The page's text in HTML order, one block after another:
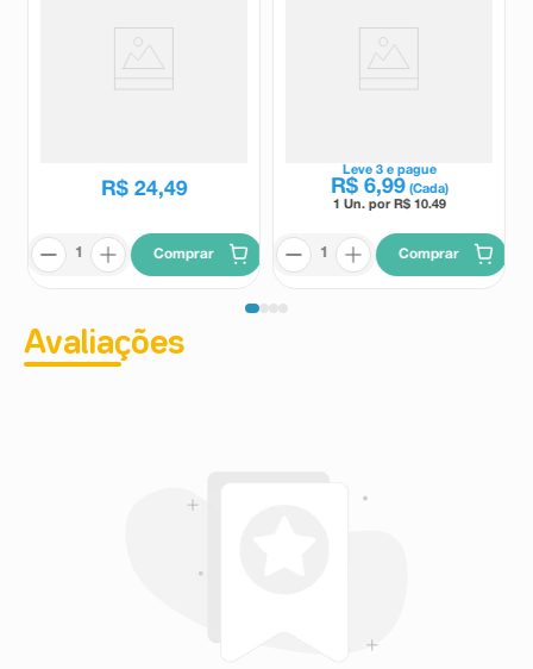
R$ 24,49
Comprar
Leve 3e pague
R$ 6,99 (Cada)
1 Un. por R$ 10.49
Comprar
Avaliações